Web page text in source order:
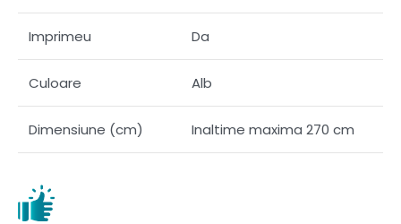
Imprimeu Da
Culoare Alb
Dimensiune (cm) Inaltime maxima 270 cm